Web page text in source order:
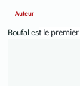
Auteur
Boufal est le